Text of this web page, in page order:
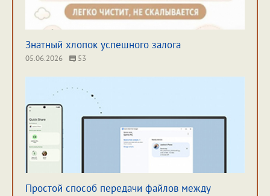
Знатный хлопок успешного залога
05.06.2026 53
Простой способ передачи файлов между